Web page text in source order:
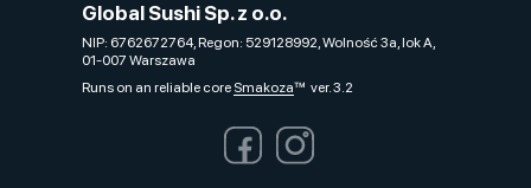
Global Sushi Sp. z o.o.
NIP: 6762672764, Regon: 529128992, Wolność 3a, lok A,
01-007 Warszawa
Runs on an reliable core Smakozaver. 3.2